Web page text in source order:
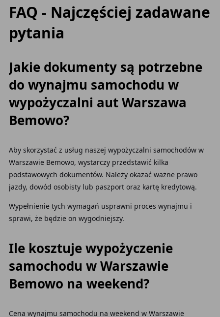
FAQ - Najczęściej zadawane
pytania
Jakie dokumenty są potrzebne
do wynajmu samochodu w
wypożyczalni aut Warszawa
Bemowo?
Aby skorzystać z usług naszej wypożyczalni samochodów w
Warszawie Bemowo, wystarczy przedstawić kilka
podstawowych dokumentów. Należy okazać ważne prawo
jazdy, dowód osobisty lub paszport oraz kartę kredytową.
Wypełnienie tych wymagań usprawni proces wynajmu i
sprawi, że będzie on wygodniejszy.
Ile kosztuje wypożyczenie
samochodu w Warszawie
Bemowo na weekend?
Cena wynajmu samochodu na weekend w Warszawie